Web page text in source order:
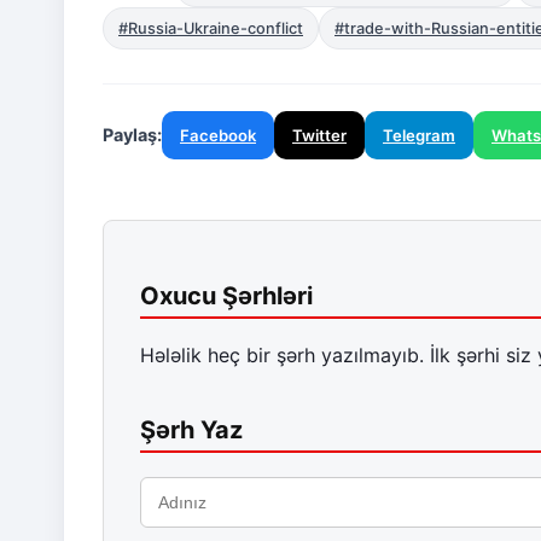
#Russia-Ukraine-conflict #trade-with-Russian-
Paylaş: Facebook Twitter Telegram
Oxucu Şərhləri
Hələlik heç bir şərh yazılmayıb. İlk şərhi siz
Şərh Yaz